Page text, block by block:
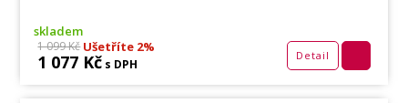
skladem
1 099 KčUšetříte 2%
1 077 Kč s DPH
Detail